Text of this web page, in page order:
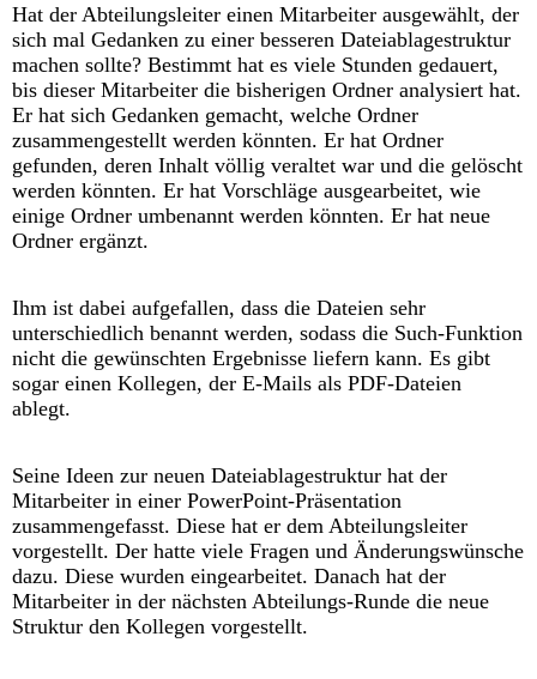
Hat der Abteilungsleiter einen Mitarbeiter ausgewählt, der
sich mal Gedanken zu einer besseren Dateiablagestruktur
machen sollte? Bestimmt hat es viele Stunden gedauert,
bis dieser Mitarbeiter die bisherigen Ordner analysiert hat.
Er hat sich Gedanken gemacht, welche Ordner
zusammengestellt werden könnten. Er hat Ordner
gefunden, deren Inhalt völlig veraltet war und die gelöscht
werden könnten. Er hat Vorschläge ausgearbeitet, wie
einige Ordner umbenannt werden könnten. Er hat neue
Ordner ergänzt.
Ihm ist dabei aufgefallen, dass die Dateien sehr
unterschiedlich benannt werden, sodass die Such-Funktion
nicht die gewünschten Ergebnisse liefern kann. Es gibt
sogar einen Kollegen, der E-Mails als PDF-Dateien
ablegt.
Seine Ideen zur neuen Dateiablagestruktur hat der
Mitarbeiter in einer PowerPoint-Präsentation
zusammengefasst. Diese hat er dem Abteilungsleiter
vorgestellt. Der hatte viele Fragen und Änderungswünsche
dazu. Diese wurden eingearbeitet. Danach hat der
Mitarbeiter in der nächsten Abteilungs-Runde die neue
Struktur den Kollegen vorgestellt.